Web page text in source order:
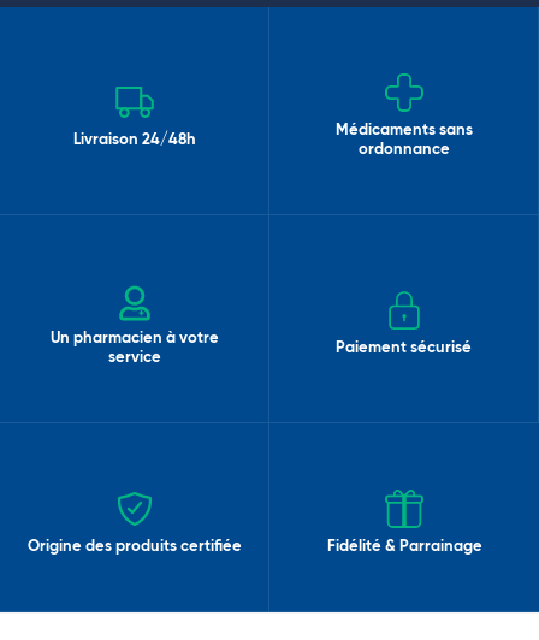
Livraison 24/48h
Médicaments sans
ordonnance
Un pharmacien à votre
service
Paiement sécurisé
Origine des produits certifiée Fidélité & Parrainage